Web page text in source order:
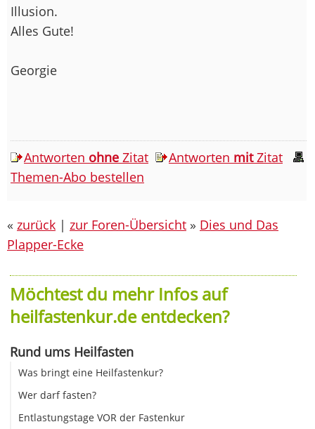
Illusion.
Alles Gute!
Georgie
Antworten ohne Zitat Antworten mitZitat
Themen-Abo bestellen
« zurück | zur Foren-Übersicht » Dies und Das
Plapper-Ecke
Möchtest du mehr Infos auf
heilfastenkur.de entdecken?
Rund ums Heilfasten
Was bringt eine Heilfastenkur?
Wer darf fasten?
Entlastungstage VOR der Fastenkur